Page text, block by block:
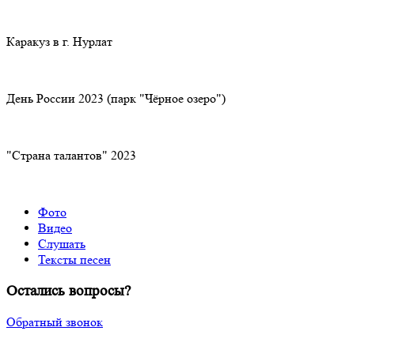
Каракуз в г. Нурлат
День России 2023 (парк "Чёрное озеро")
"Страна талантов" 2023
Фото
Видео
Слушать
Тексты песен
Остались вопросы?
Обратный звонок